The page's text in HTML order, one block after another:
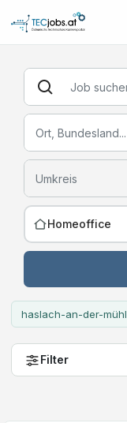
Homeoffice
haslach-an-der-mühl
Filter